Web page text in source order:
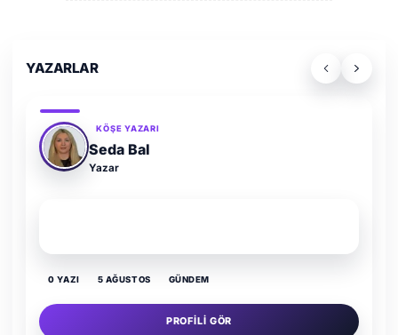
YAZARLAR
KÖŞE YAZARI
Adem Demir
Yazar
0 YAZI 16 TEMMUZ GÜNDEM
PROFILI GÖR